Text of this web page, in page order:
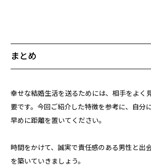
まとめ
幸せな結婚生活を送るためには、相手をよく
要です。今回ご紹介した特徴を参考に、自分
早めに距離を置いてください。
時間をかけて、誠実で責任感のある男性と出
を築いていきましょう。